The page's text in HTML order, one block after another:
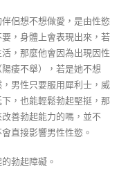
侶想不想做愛，是由性慾
，身體上會表現出來，若
，那麼他會因為出現因性
痿不舉），若是她不想
男性只要服用犀利士，威
，也能輕鬆勃起堅挺，那
善勃起能力的嗎，並不
直接影響男性性慾。
勃起障礙。